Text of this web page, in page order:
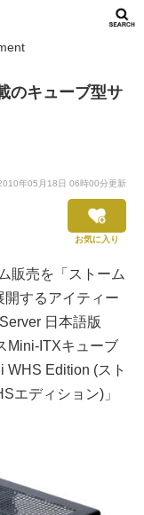
のキューブ型サ
年05月18日 06時00分更新
お気に入り
販売を「ストーム
開するアイティー
日本語版
Mini-ITXキューブ
WHS Edition (スト
エディション)」